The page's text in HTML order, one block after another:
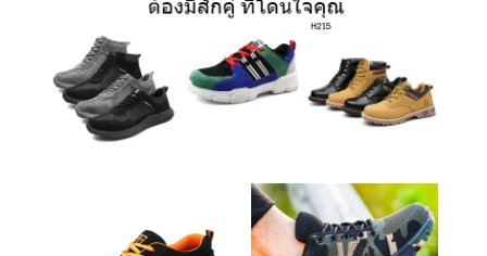
รองเท้าเซฟตี้ สั่งนำเข้า
รองเท้าเซฟตี้ สั่งนำเข้า
F137